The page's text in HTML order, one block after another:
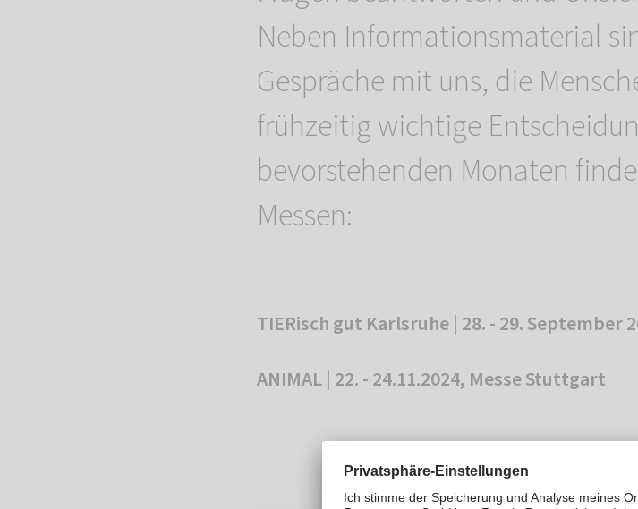
Neben Informationsmaterial
Gespräche mit uns, die
frühzeitig wichtige
bevorstehenden Monaten
Messen:
TIERisch gut Karlsruhe | 28. - 29. September
ANIMAL | 22. - 24.11.2024, Messe Stuttgart